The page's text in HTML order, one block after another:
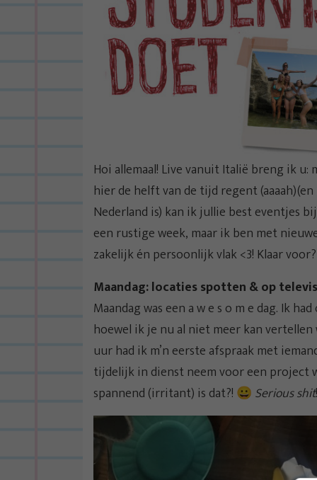
Hoi allemaal! Live vanuit Italië breng ik
hier de helft van de tijd regent
Nederland is) kan ik jullie best eventjes
een rustige week, maar ik ben met
zakelijk én persoonlijk vlak <3! Klaar voor?
Maandag: locaties spotten & op
Maandag was een a w e s o m e dag. Ik
hoewel ik je nu al niet meer kan vertellen
uur had ik m’n eerste afspraak met
tijdelijk in dienst neem voor een project
spannend (irritant) is dat?! 😀 Serious shit!